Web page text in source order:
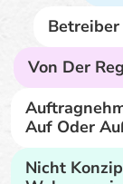
Von Der
Auf Oder
Nicht